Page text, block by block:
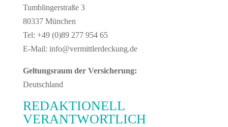
Tumblingerstraße 3
80337 München
Tel: +49 (0)89 277 954 65
E-Mail: info@vermittlerdeckung.de
Geltungsraum der Versicherung:
Deutschland
REDAKTIONELL
VERANTWORTLICH